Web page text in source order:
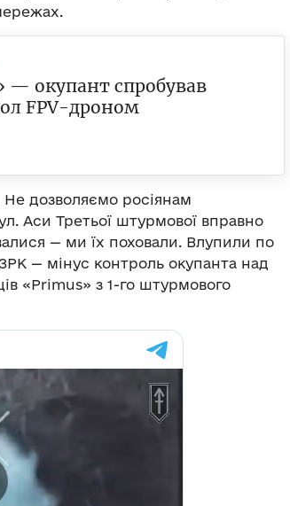
— окупант спробував
FPV-дроном
Не дозволяємо росіянам
Аси Третьої штурмової вправно
— ми їх поховали. Влупили по
— мінус контроль окупанта над
«Primus» з 1-го штурмового